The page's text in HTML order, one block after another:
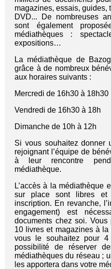
magazines, essais, guides,
DVD... De nombreuses
sont également
médiathèques :
expositions…
La médiathèque de
grâce à de nombreux
aux horaires suivants :
Mercredi de 16h30 à 18h30
Vendredi de 16h30 à 18h
Dimanche de 10h à 12h
Si vous souhaitez donner
rejoignant l’équipe de
à leur rencontre
médiathèque.
L’accès à la médiathèque
sur place sont libres et
inscription. En revanche,
engagement) est
documents chez soi. Vous
10 livres et magazines à
vous le souhaitez pour
possibilité de réserver
médiathèques du réseau ;
les apportera dans votre